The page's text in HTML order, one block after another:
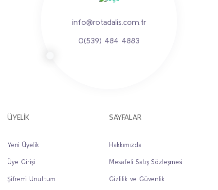
info@rotadalis.com.tr
0(539) 484 4883
ÜYELİK
Yeni Üyelik
Üye Girişi
Şifremi Unuttum
SAYFALAR
Hakkımızda
Mesafeli Satış Sözleşmesi
Gizlilik ve Güvenlik